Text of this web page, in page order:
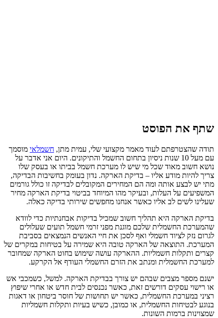
שתף את הפוסט
תודה שהצטרפתם לעוד מאמר מקצועי שלי, עמית מתן, חשמלאי מוסמך
עם מעל 10 שנות ניסיון בתחום החשמל והתיקונים. היום אני אדבר על
נושא חשוב מאוד שכל מי שיש לו מערכת חשמל בביתו או בעסק שלו
צריך להיות מודע אליו – בדיקת הארקה. נדון בעומק בחשיבות הבדיקה,
מתי יש לבצע אותה ומה הם המחירים המקובלים לבדיקה זו כולל גורמים
המשפיעים על העלות, ובעיקר מהו המיוחד בביטוי בדיקת הארקה מחיר
שעלינו לשים לב אליו כאשר אנחנו מחפשים שירותי בדיקה כאלה.
בדיקת הארקה היא תהליך חשוב שמכיל בדיקות אבחנתיות כדי לוודא
שהמערכת החשמלית שלכם מוגנת מפני זרמי חשמל תועים שעלולים
לגרום נזק לציוד חשמלי ואף לסכן את חיי האנשים הנמצאים בסביבת
המערכת. התוצאה של הארקה טובה היא שמירה על בטיחות במקרים של
קצרים ותקלות חשמליות. ההארקה עושה שימוש בחוט הארקה שמחובר
למערכת החשמלית ומנתב את הזרם החשמלי העודף אל הקרקע.
ישנם מספר מצבים שבהם יש צורך בבדיקת הארקה. למשל, כשמכבי אש
או רישוי עסקים דורשים זאת, כאשר נכנסים לבית חדש או אחרי שיפוץ
רציני במערכת החשמלית, כאשר יש תחושות של חוסר ביטחון או דאגות
בנוגע לבטיחות החשמלית, או כמובן, כשיש בעיות ותקלות חשמליות
שמצוינות ברמות השונות.